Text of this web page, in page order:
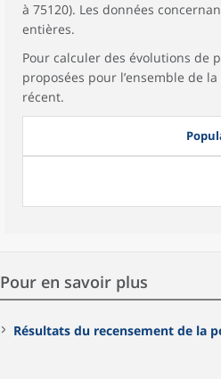
à 75120). Les données
entières.
Pour calculer des évolutions de
proposées pour l’ensemble de
récent.
Pour en savoir plus
Résultats du recensement de la